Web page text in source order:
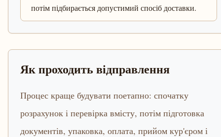
потім підбирається допустимий спосіб доставки.
Як проходить відправлення
Процес краще будувати поетапно: спочатку
розрахунок і перевірка вмісту, потім підготовка
документів, упаковка, оплата, прийом кур'єром і